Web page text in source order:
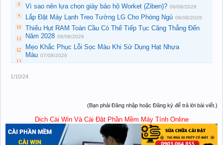
Vì sao nên lựa chọn giày bảo hộ Worket (Ziben)? 08/08/2026
Lắp Đặt Máy Lạnh Treo Tường LG Cho Phòng Ngủ 08/08/2026
Thiếu Hụt RAM Toàn Cầu Có Thể Tiếp Tục Căng Thẳng Đến
Năm 2028 08/08/2026
Mẹo Khắc Phục Lỗi Sọc Màu Khi Sử Dụng Hạt Nhựa
Màu 07/08/2026
1/10/24
(Bạn phải Đăng nhập hoặc Đăng ký để trả lời bài viết.)
Dịch Cài Win Và Cài Đặt Phần Mềm Máy Tính Online